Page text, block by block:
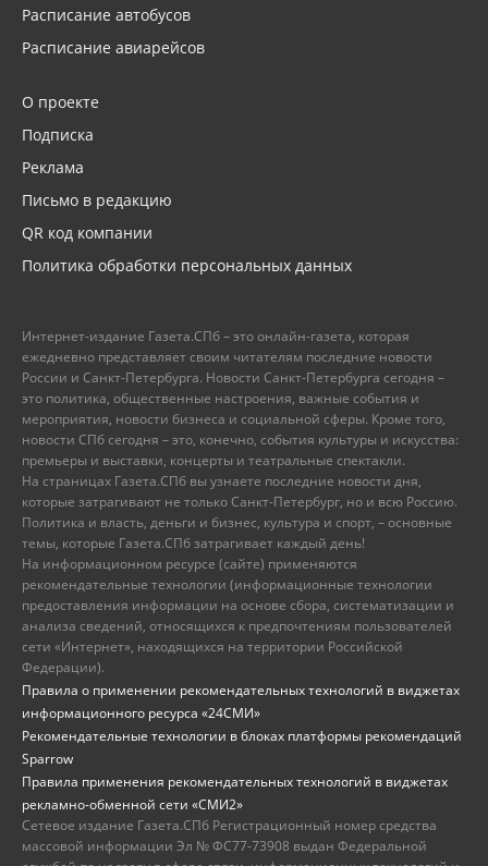
Расписание автобусов
Расписание авиарейсов
О проекте
Подписка
Реклама
Письмо в редакцию
QR код компании
Политика обработки персональных данных
Интернет-издание Газета.СПб – это онлайн-газета, которая
ежедневно представляет своим читателям последние новости
России и Санкт-Петербурга. Новости Санкт-Петербурга сегодня –
это политика, общественные настроения, важные события и
мероприятия, новости бизнеса и социальной сферы. Кроме того,
новости СПб сегодня – это, конечно, события культуры и искусства:
премьеры и выставки, концерты и театральные спектакли.
На страницах Газета.СПб вы узнаете последние новости дня,
которые затрагивают не только Санкт-Петербург, но и всю Россию.
Политика и власть, деньги и бизнес, культура и спорт, – основные
темы, которые Газета.СПб затрагивает каждый день!
На информационном ресурсе (сайте) применяются
рекомендательные технологии (информационные технологии
предоставления информации на основе сбора, систематизации и
анализа сведений, относящихся к предпочтениям пользователей
сети «Интернет», находящихся на территории Российской
Федерации).
Правила о применении рекомендательных технологий в виджетах
информационного ресурса «24СМИ»
Рекомендательные технологии в блоках платформы рекомендаций
Sparrow
Правила применения рекомендательных технологий в виджетах
рекламно-обменной сети «СМИ2»
Сетевое издание Газета.СПб Регистрационный номер средства
массовой информации Эл № ФС77-73908 выдан Федеральной